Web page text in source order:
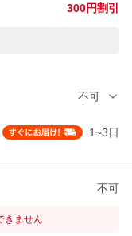
300円割引
不可
1~3日
不可
きません